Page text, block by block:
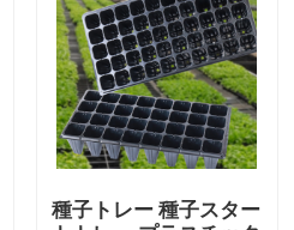
種子トレー 種子スター